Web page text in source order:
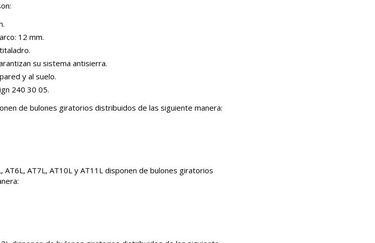
12 mm.
su sistema antisierra.
y al suelo.
240 30 05.
de bulones giratorios distribuidos de las siguiente manera:
AT6L, AT7L, AT10L y AT11L disponen de bulones giratorios